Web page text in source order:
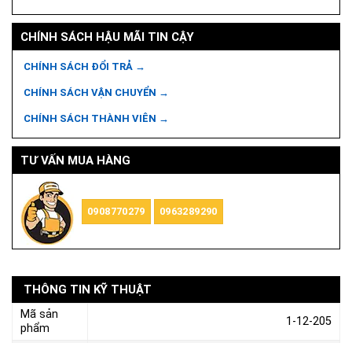
CHÍNH SÁCH HẬU MÃI TIN CẬY
CHÍNH SÁCH ĐỔI TRẢ →
CHÍNH SÁCH VẬN CHUYỂN →
CHÍNH SÁCH THÀNH VIÊN →
TƯ VẤN MUA HÀNG
0908770279 0963289290
THÔNG TIN KỸ THUẬT
Mã sản
phẩm
1-12-205